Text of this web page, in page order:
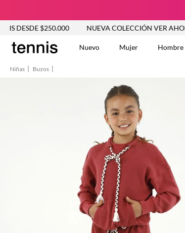
$250.000 NUEVA COLECCIÓN VER AHORA
Nuevo Mujer Hombre
Niñas Buzos
5.
Vestido
7. Chaqueta
. Short
Bermuda
10.